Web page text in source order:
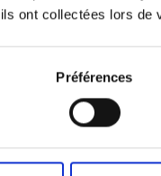
ont collectées lors de
Préférences
que les ex-
votre conseiller en
?